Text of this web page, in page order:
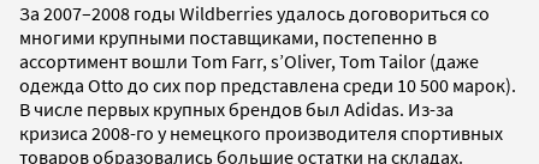
За 2007–2008 годы Wildberries удалось договориться со
многими крупными поставщиками, постепенно в
ассортимент вошли Tom Farr, s’Oliver, Tom Tailor (даже
одежда Otto до сих пор представлена среди 10 500 марок).
В числе первых крупных брендов был Adidas. Из-за
кризиса 2008-го у немецкого производителя спортивных
товаров образовались большие остатки на складах.